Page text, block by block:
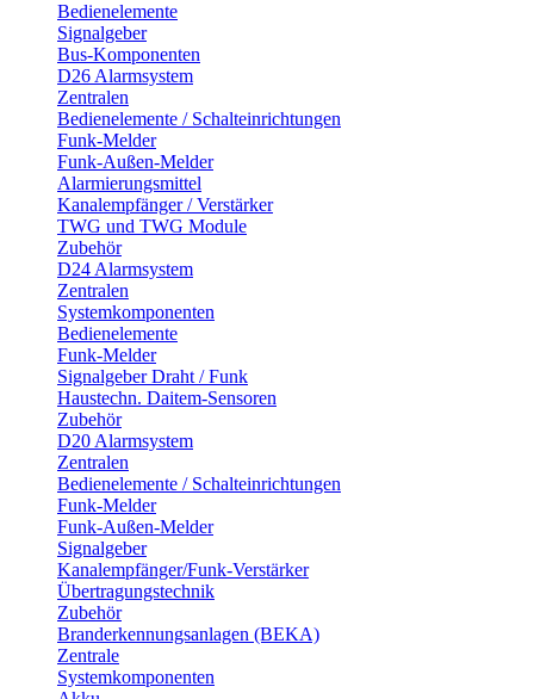
Bedienelemente
Signalgeber
Bus-Komponenten
D26 Alarmsystem
Zentralen
Bedienelemente / Schalteinrichtungen
Funk-Melder
Funk-Außen-Melder
Alarmierungsmittel
Kanalempfänger / Verstärker
TWG und TWG Module
Zubehör
D24 Alarmsystem
Zentralen
Systemkomponenten
Bedienelemente
Funk-Melder
Signalgeber Draht / Funk
Haustechn. Daitem-Sensoren
Zubehör
D20 Alarmsystem
Zentralen
Bedienelemente / Schalteinrichtungen
Funk-Melder
Funk-Außen-Melder
Signalgeber
Kanalempfänger/Funk-Verstärker
Übertragungstechnik
Zubehör
Branderkennungsanlagen (BEKA)
Zentrale
Systemkomponenten